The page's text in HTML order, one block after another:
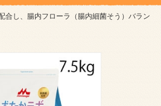
合し、腸内フローラ（腸内細菌そう）バラン